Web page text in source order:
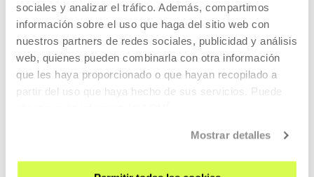
sociales y analizar el tráfico. Además, compartimos
información sobre el uso que haga del sitio web con
nuestros partners de redes sociales, publicidad y análisis
web, quienes pueden combinarla con otra información
que les haya proporcionado o que hayan recopilado a
partir del uso que haya hecho de sus servicios. Puede
Mostrar detalles
PRENSA
Tabakalera